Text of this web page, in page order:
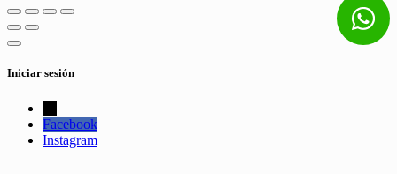
Iniciar sesión
Facebook
Instagram